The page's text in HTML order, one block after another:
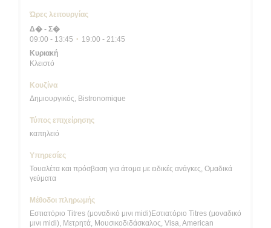
Ώρες λειτουργίας
Δ� - Σ�
09:00 - 13:45 •
19:00 - 21:45
Κυριακή
Κλειστό
Κουζίνα
Δημιουργικός, Bistronomique
Τύπος επιχείρησης
καπηλειό
Υπηρεσίες
Τουαλέτα και πρόσβαση για άτομα με ειδικές ανάγκες, Ομαδικά
γεύματα
Μέθοδοι πληρωμής
Εστιατόριο Titres (μοναδικό μινι midi)Εστιατόριο Titres (μοναδικό
μινι midi), Μετρητά, Μουσικοδιδάσκαλος, Visa, American